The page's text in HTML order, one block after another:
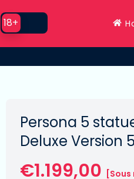
Use setting
18+
Persona 5
Deluxe Version
€1.199,00 [Sous